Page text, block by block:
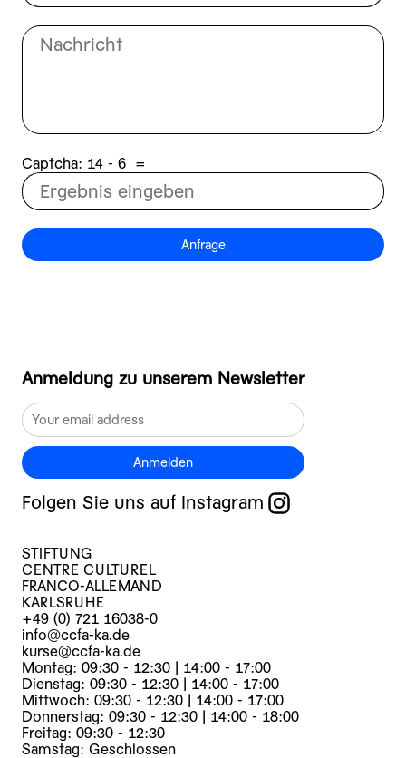
Captcha: 6 - 41 =
Anfrage
Anmeldung zu unserem Newsletter
Anmelden
Folgen Sie uns auf Instagram
STIFTUNG
CENTRE CULTUREL
FRANCO-ALLEMAND
KARLSRUHE
+49 (0) 721 16038-0
info@ccfa-ka.de
kurse@ccfa-ka.de
Montag: 09:30 - 12:30 | 14:00 - 17:00
Dienstag: 09:30 - 12:30 | 14:00 - 17:00
Mittwoch: 09:30 - 12:30 | 14:00 - 17:00
Donnerstag: 09:30 - 12:30 | 14:00 - 18:00
Freitag: 09:30 - 12:30
Samstag: Geschlossen